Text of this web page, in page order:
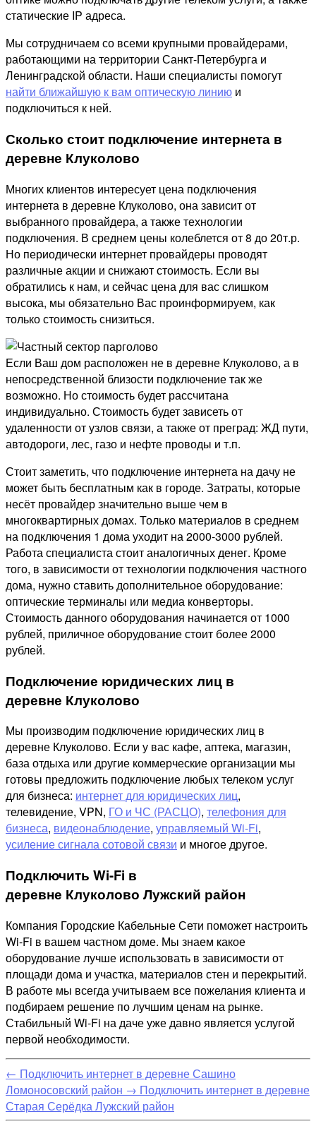
статические IP адреса.
Мы сотрудничаем со всеми крупными провайдерами,
работающими на территории Санкт-Петербурга и
Ленинградской области. Наши специалисты помогут
найти ближайшую к вам оптическую линию и
подключиться к ней.
Сколько стоит подключение интернета в
деревне Клуколово
Многих клиентов интересует цена подключения
интернета в деревне Клуколово, она зависит от
выбранного провайдера, а также технологии
подключения. В среднем цены колеблется от 8 до 20т.р.
Но периодически интернет провайдеры проводят
различные акции и снижают стоимость. Если вы
обратились к нам, и сейчас цена для вас слишком
высока, мы обязательно Вас проинформируем, как
только стоимость снизиться.
Если Ваш дом расположен не в деревне Клуколово, а в
непосредственной близости подключение так же
возможно. Но стоимость будет рассчитана
индивидуально. Стоимость будет зависеть от
удаленности от узлов связи, а также от преград: ЖД пути,
автодороги, лес, газо и нефте проводы и т.п.
Стоит заметить, что подключение интернета на дачу не
может быть бесплатным как в городе. Затраты, которые
несёт провайдер значительно выше чем в
многоквартирных домах. Только материалов в среднем
на подключения 1 дома уходит на 2000-3000 рублей.
Работа специалиста стоит аналогичных денег. Кроме
того, в зависимости от технологии подключения частного
дома, нужно ставить дополнительное оборудование:
оптические терминалы или медиа конверторы.
Стоимость данного оборудования начинается от 1000
рублей, приличное оборудование стоит более 2000
рублей.
Подключение юридических лиц в
деревне Клуколово
Мы производим подключение юридических лиц в
деревне Клуколово. Если у вас кафе, аптека, магазин,
база отдыха или другие коммерческие организации мы
готовы предложить подключение любых телеком услуг
для бизнеса: интернет для юридических лиц,
телевидение, VPN, ГО и ЧС (РАСЦО), телефония для
бизнеса, видеонаблюдение, управляемый Wi-Fi,
усиление сигнала сотовой связи и многое другое.
Подключить Wi-Fi в
деревне Клуколово Лужский район
Компания Городские Кабельные Сети поможет настроить
Wi-Fi в вашем частном доме. Мы знаем какое
оборудование лучше использовать в зависимости от
площади дома и участка, материалов стен и перекрытий.
В работе мы всегда учитываем все пожелания клиента и
подбираем решение по лучшим ценам на рынке.
Стабильный Wi-Fi на даче уже давно является услугой
первой необходимости.
← Подключить интернет в деревне Сашино
Ломоносовский район → Подключить интернет в деревне
Старая Серёдка Лужский район